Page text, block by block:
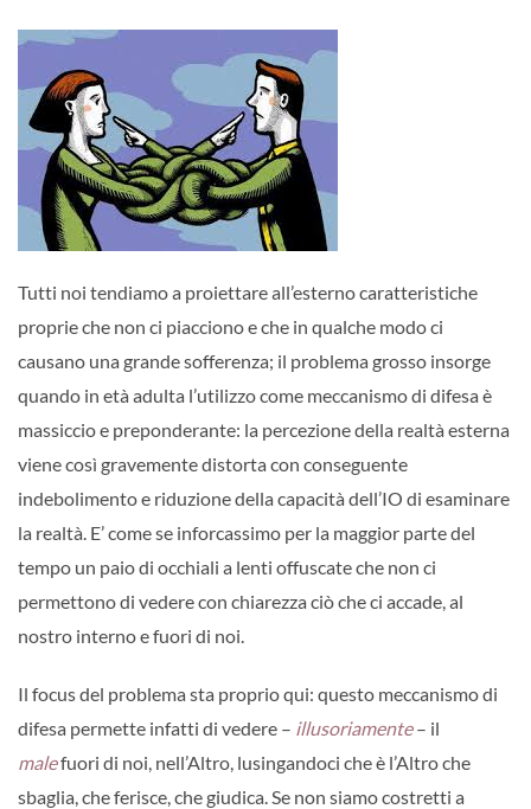
Tutti noi tendiamo a proiettare all’esterno caratteristiche
proprie che non ci piacciono e che in qualche modo ci
causano una grande sofferenza; il problema grosso insorge
quando in età adulta l’utilizzo come meccanismo di difesa è
massiccio e preponderante: la percezione della realtà esterna
viene così gravemente distorta con conseguente
indebolimento e riduzione della capacità dell’IO di esaminare
la realtà. E’ come se inforcassimo per la maggior parte del
tempo un paio di occhiali a lenti offuscate che non ci
permettono di vedere con chiarezza ciò che ci accade, al
nostro interno e fuori di noi.
Il focus del problema sta proprio qui: questo meccanismo di
difesa permette infatti di vedere – illusoriamente– il
malefuori di noi, nell’Altro, lusingandoci che è l’Altro che
sbaglia, che ferisce, che giudica. Se non siamo costretti a